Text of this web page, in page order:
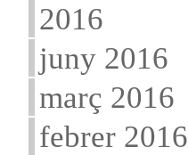
2016
juny 2016
març 2016
febrer 2016